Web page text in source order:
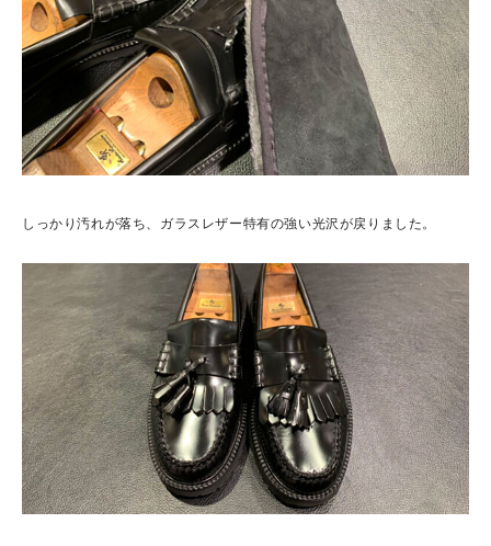
しっかり汚れが落ち、ガラスレザー特有の強い光沢が戻りました。